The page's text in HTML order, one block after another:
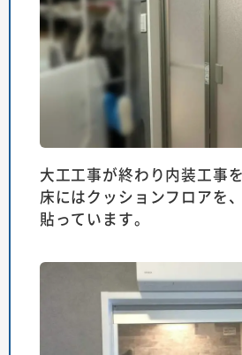
大工工事が終わり内装工事
床にはクッションフロアを
貼っています。